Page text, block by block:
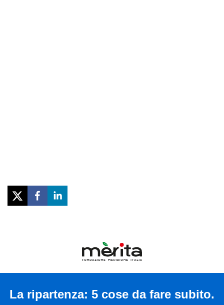
La ripartenza: 5 cose da fare subito.